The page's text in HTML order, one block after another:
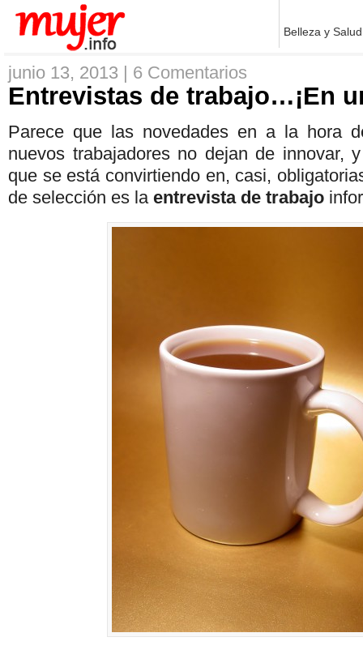
Belleza y Salud
junio 13, 2013 | 6 Comentarios
Entrevistas de trabajo…¡En
Parece que las novedades en a la hora
nuevos trabajadores no dejan de innovar,
que se está convirtiendo en, casi,
de selección es la entrevista de trabajo